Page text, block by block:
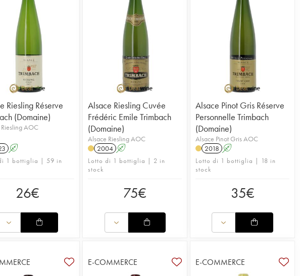
Riesling Réserve
(Domaine)
AOC
A
1 bottiglia | 59 in
26€
Alsace Riesling Cuvée
Frédéric Emile Trimbach
(Domaine)
Alsace Riesling AOC
2004 A
Lotto di 1 bottiglia | 2 in
stock
75€
Alsace Pinot Gris Réserve
Personnelle Trimbach
(Domaine)
Alsace Pinot Gris AOC
2018 A
Lotto di 1 bottiglia | 18 in
stock
35€
E-COMMERCE E-COMMERCE